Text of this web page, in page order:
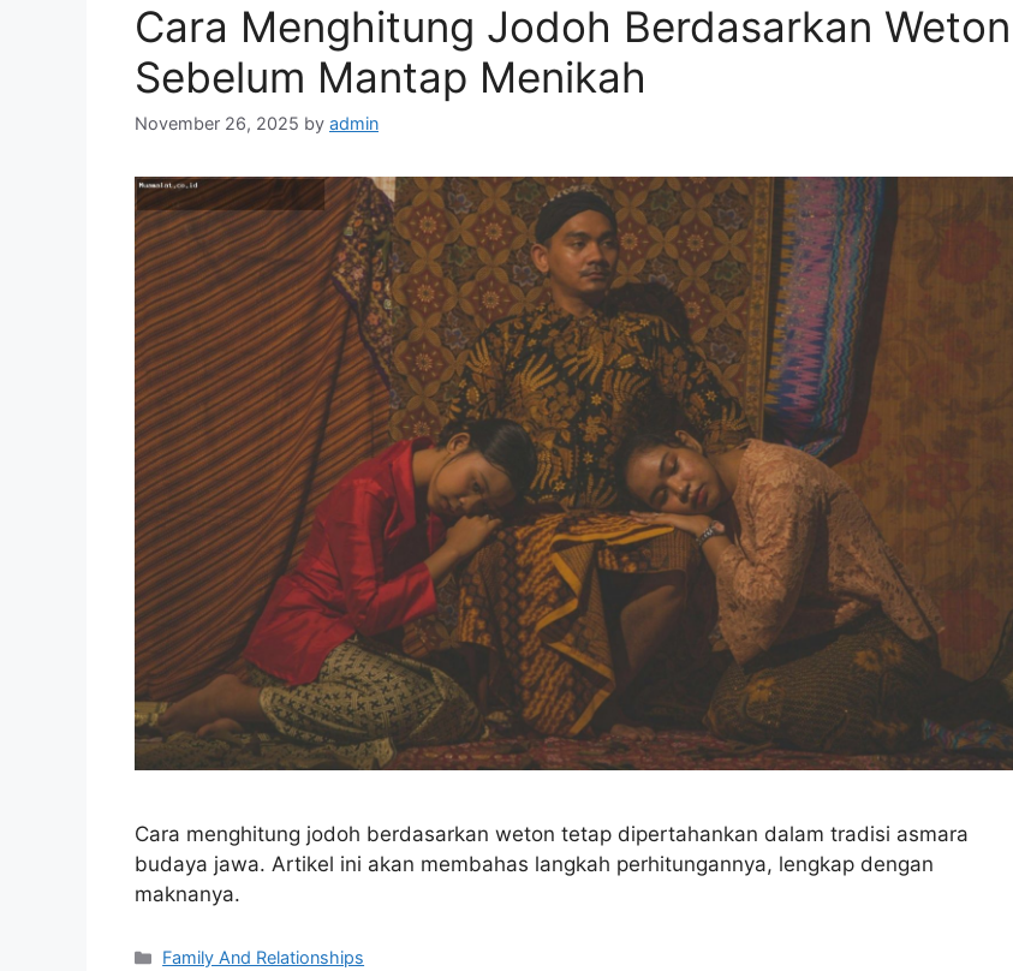
Cara Menghitung Jodoh Berdasarkan Weton
Sebelum Mantap Menikah
November 26, 2025 by admin
Cara menghitung jodoh berdasarkan weton tetap dipertahankan dalam tradisi asmara
budaya jawa. Artikel ini akan membahas langkah perhitungannya, lengkap dengan
maknanya.
Categories
Family And Relationships